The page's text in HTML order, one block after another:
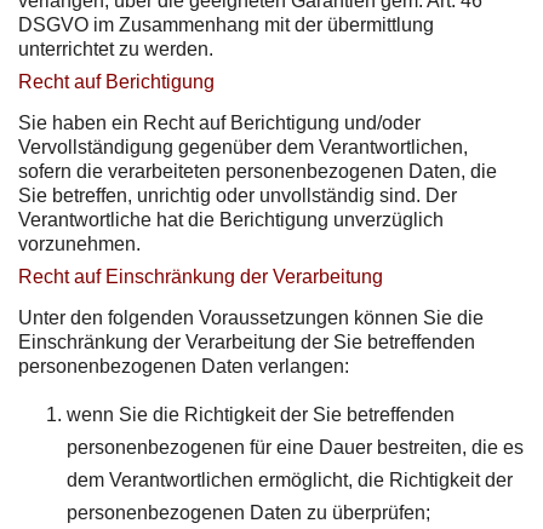
DSGVO im Zusammenhang mit der übermittlung
unterrichtet zu werden.
Recht auf Berichtigung
Sie haben ein Recht auf Berichtigung und/oder
Vervollständigung gegenüber dem Verantwortlichen,
sofern die verarbeiteten personenbezogenen Daten, die
Sie betreffen, unrichtig oder unvollständig sind. Der
Verantwortliche hat die Berichtigung unverzüglich
vorzunehmen.
Recht auf Einschränkung der Verarbeitung
Unter den folgenden Voraussetzungen können Sie die
Einschränkung der Verarbeitung der Sie betreffenden
personenbezogenen Daten verlangen:
wenn Sie die Richtigkeit der Sie betreffenden
personenbezogenen für eine Dauer bestreiten, die es
dem Verantwortlichen ermöglicht, die Richtigkeit der
personenbezogenen Daten zu überprüfen;